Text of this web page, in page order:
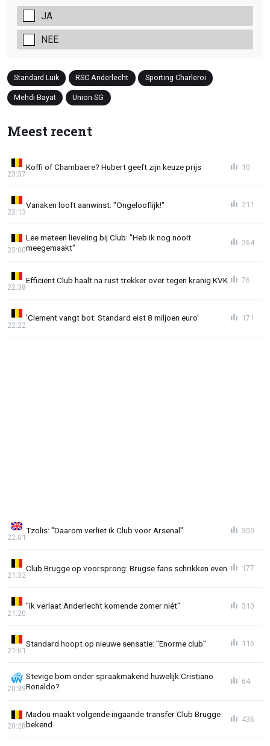
JA
NEE
Standard Luik RSC Anderlecht Sporting Charleroi
Mehdi Bayat Union SG
Meest recent
Koffi of Chambaere? Hubert geeft zijn keuze prijs
23:37
10
Vanaken looft aanwinst: "Ongelooflijk!"
23:13
211
Lee meteen lieveling bij Club: "Heb ik nog nooit
meegemaakt"
23:00
264
Efficiënt Club haalt na rust trekker over tegen kranig KVK
22:38
76
'Clement vangt bot: Standard eist 8 miljoen euro'
22:22
171
Tzolis: "Daarom verliet ik Club voor Arsenal"
22:01
300
Club Brugge op voorsprong: Brugse fans schrikken even
21:32
177
"Ik verlaat Anderlecht komende zomer niét"
21:20
310
Standard hoopt op nieuwe sensatie: "Enorme club"
21:01
116
Stevige bom onder spraakmakend huwelijk Cristiano
Ronaldo?
20:39
64
Madou maakt volgende ingaande transfer Club Brugge
bekend
20:28
436